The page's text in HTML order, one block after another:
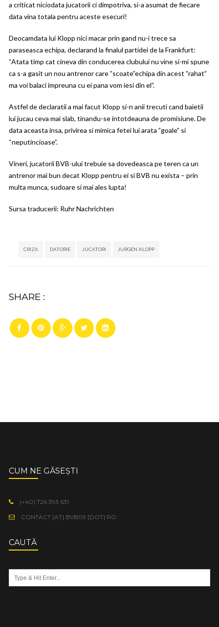
a criticat niciodata jucatorii ci dimpotriva, si-a asumat de fiecare
data vina totala pentru aceste esecuri!
Deocamdata lui Klopp nici macar prin gand nu-i trece sa
paraseasca echipa, declarand la finalul partidei de la Frankfurt:
“Atata timp cat cineva din conducerea clubului nu vine si-mi spune
ca s-a gasit un nou antrenor care ”scoate”echipa din acest ”rahat”
ma voi balaci impreuna cu ei pana vom iesi din el”.
Astfel de declaratii a mai facut Klopp si-n anii trecuti cand baietii
lui jucau ceva mai slab, tinandu-se intotdeauna de promisiune. De
data aceasta insa, privirea si mimica fetei lui arata ”goale” si
“neputincioase”.
Vineri, jucatorii BVB-ului trebuie sa dovedeasca pe teren ca un
antrenor mai bun decat Klopp pentru ei si BVB nu exista – prin
multa munca, sudoare si mai ales lupta!
Sursa traducerii: Ruhr Nachrichten
CRIZA DATORIE JUCATORI JURGEN KLOPP
SHARE :
CUM NE GĂSEȘTI
(+40) 726 393 631
CONTACT [AT] BVB09 [DOT] RO
CAUTĂ